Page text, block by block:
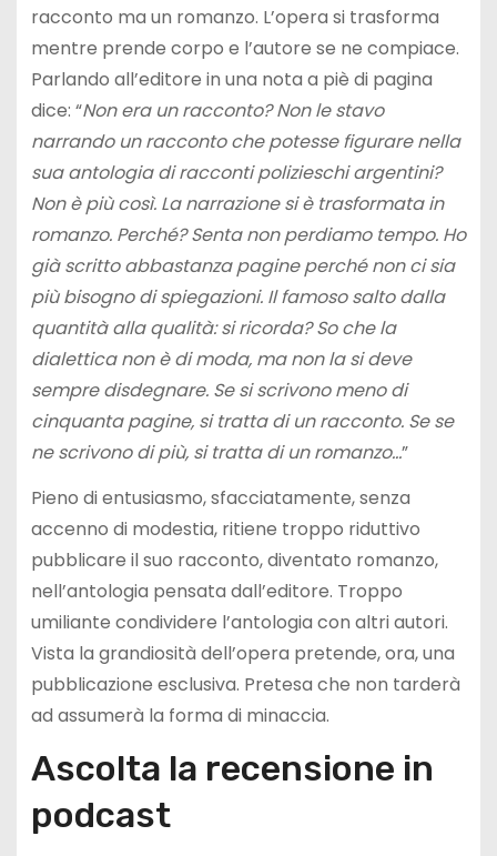
racconto ma un romanzo. L’opera si trasforma
mentre prende corpo e l’autore se ne compiace.
Parlando all’editore in una nota a piè di pagina
dice: “Non era un racconto? Non le stavo
narrando un racconto che potesse figurare nella
sua antologia di racconti polizieschi argentini?
Non è più così. La narrazione si è trasformata in
romanzo. Perché? Senta non perdiamo tempo. Ho
già scritto abbastanza pagine perché non ci sia
più bisogno di spiegazioni. Il famoso salto dalla
quantità alla qualità: si ricorda? So che la
dialettica non è di moda, ma non la si deve
sempre disdegnare. Se si scrivono meno di
cinquanta pagine, si tratta di un racconto. Se se
ne scrivono di più, si tratta di un romanzo…”
Pieno di entusiasmo, sfacciatamente, senza
accenno di modestia, ritiene troppo riduttivo
pubblicare il suo racconto, diventato romanzo,
nell’antologia pensata dall’editore. Troppo
umiliante condividere l’antologia con altri autori.
Vista la grandiosità dell’opera pretende, ora, una
pubblicazione esclusiva. Pretesa che non tarderà
ad assumerà la forma di minaccia.
Ascolta la recensione in
podcast